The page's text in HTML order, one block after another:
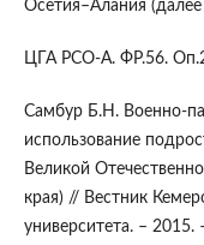
Осетия–Алания
ЦГА РСО-А. ФР.56.
Самбур Б.Н. Военно-
использование
Великой
края) // Вестник
университета. –